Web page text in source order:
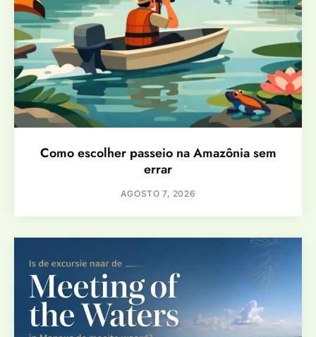
Como escolher passeio na Amazônia sem
errar
AGOSTO 7, 2026